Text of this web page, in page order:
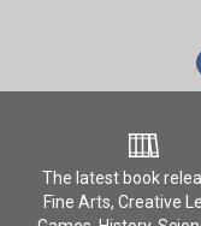
The latest book
Fine Arts, Creative